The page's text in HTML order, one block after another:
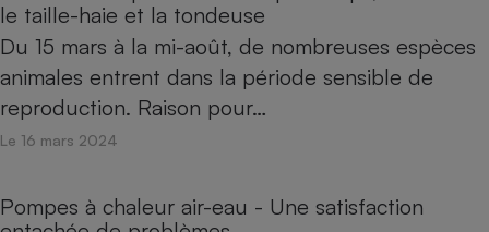
le taille-haie et la tondeuse
Du 15 mars à la mi-août, de nombreuses espèces
animales entrent dans la période sensible de
reproduction. Raison pour…
Le 16 mars 2024
Pompes à chaleur air-eau - Une satisfaction